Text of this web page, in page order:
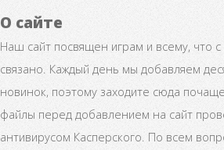
О сайте
Наш сайт посвящен играм и всему, что
связано. Каждый день мы добавляем
новинок, поэтому заходите сюда
файлы перед добавлением на сайт
антивирусом Касперского. По всем